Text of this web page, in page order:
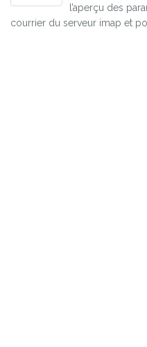
l’aperçu des
courrier du serveur imap et